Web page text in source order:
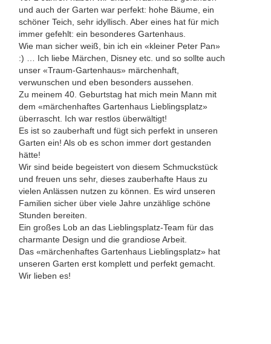
und auch der Garten war perfekt: hohe Bäume, ein
schöner Teich, sehr idyllisch. Aber eines hat für mich
immer gefehlt: ein besonderes Gartenhaus.
Wie man sicher weiß, bin ich ein «kleiner Peter Pan»
:) … Ich liebe Märchen, Disney etc. und so sollte auch
unser «Traum-Gartenhaus» märchenhaft,
verwunschen und eben besonders aussehen.
Zu meinem 40. Geburtstag hat mich mein Mann mit
dem «märchenhaftes Gartenhaus Lieblingsplatz»
überrascht. Ich war restlos überwältigt!
Es ist so zauberhaft und fügt sich perfekt in unseren
Garten ein! Als ob es schon immer dort gestanden
hätte!
Wir sind beide begeistert von diesem Schmuckstück
und freuen uns sehr, dieses zauberhafte Haus zu
vielen Anlässen nutzen zu können. Es wird unseren
Familien sicher über viele Jahre unzählige schöne
Stunden bereiten.
Ein großes Lob an das Lieblingsplatz-Team für das
charmante Design und die grandiose Arbeit.
Das «märchenhaftes Gartenhaus Lieblingsplatz» hat
unseren Garten erst komplett und perfekt gemacht.
Wir lieben es!